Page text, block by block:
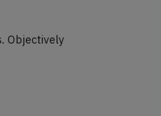
Objectively